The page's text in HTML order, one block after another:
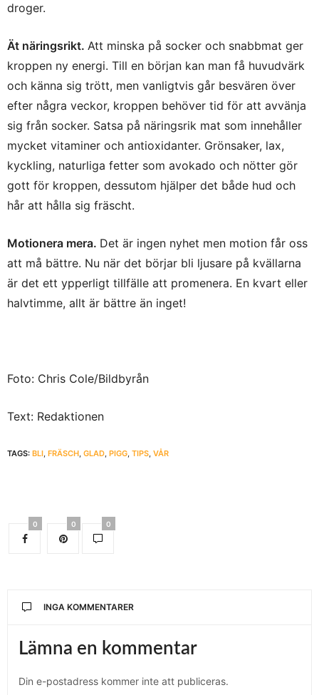
droger.
Ät näringsrikt. Att minska på socker och snabbmat ger
kroppen ny energi. Till en början kan man få huvudvärk
och känna sig trött, men vanligtvis går besvären över
efter några veckor, kroppen behöver tid för att avvänja
sig från socker. Satsa på näringsrik mat som innehåller
mycket vitaminer och antioxidanter. Grönsaker, lax,
kyckling, naturliga fetter som avokado och nötter gör
gott för kroppen, dessutom hjälper det både hud och
hår att hålla sig fräscht.
Motionera mera. Det är ingen nyhet men motion får oss
att må bättre. Nu när det börjar bli ljusare på kvällarna
är det ett ypperligt tillfälle att promenera. En kvart eller
halvtimme, allt är bättre än inget!
Foto: Chris Cole/Bildbyrån
Text: Redaktionen
TAGS: BLI, FRÄSCH, GLAD, PIGG, TIPS, VÅR
0 0 0
INGA KOMMENTARER
Lämna en kommentar
Din e-postadress kommer inte att publiceras.